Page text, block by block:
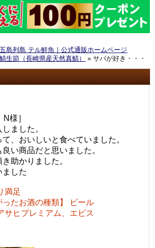
島列島 テル鮮魚｜公式通販ホームページ
生節（長崎県産天然真鯖） » サバが好き・・・
様］
ました。
、おいしいと食べていました。
い商品だと思いました。
助かりました。
ました
満足
ったお酒の種類】 ビール
サヒプレミアム、エビス